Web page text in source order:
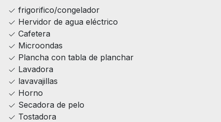
frigorifico/congelador
Hervidor de agua eléctrico
Cafetera
Microondas
Plancha con tabla de planchar
Lavadora
lavavajillas
Horno
Secadora de pelo
Tostadora